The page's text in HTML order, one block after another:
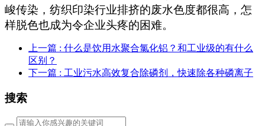
峻传染，纺织印染行业排挤的废水色度都很高，怎
样脱色也成为令企业头疼的困难。
上一篇 : 什么是饮用水聚合氯化铝？和工业级的有什么
区别？
下一篇 : 工业污水高效复合除磷剂，快速除各种磷离子
搜索